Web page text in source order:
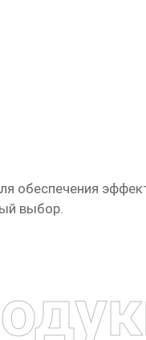
обеспечения
выбор.